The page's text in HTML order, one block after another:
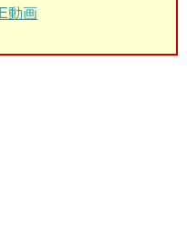
動画